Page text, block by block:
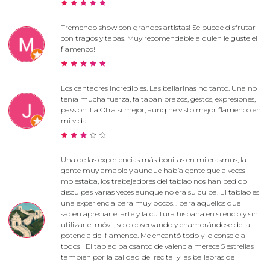
Tremendo show con grandes artistas! Se puede disfrutar
con tragos y tapas. Muy recomendable a quien le guste el
flamenco!
Los cantaores Incredibles. Las bailarinas no tanto. Una no
tenia mucha fuerza, faltaban brazos, gestos, expresiones,
passion. La Otra si mejor, aunq he visto mejor flamenco en
mi vida.
Una de las experiencias más bonitas en mi erasmus, la
gente muy amable y aunque había gente que a veces
molestaba, los trabajadores del tablao nos han pedido
disculpas varias veces aunque no era su culpa. El tablao es
una experiencia para muy pocos… para aquellos que
saben apreciar el arte y la cultura hispana en silencio y sin
utilizar el móvil, solo observando y enamorándose de la
potencia del flamenco. Me encantó todo y lo consejo a
todos ! El tablao palosanto de valencia merece 5 estrellas
también por la calidad del recital y las bailaoras de